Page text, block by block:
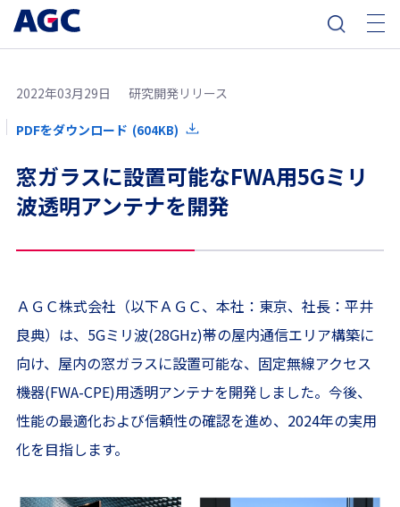
2022年03月29日 研究開発リリース
PDFをダウンロード (604KB)
窓ガラスに設置可能なFWA用5Gミリ
波透明アンテナを開発
ＡＧＣ株式会社（以下ＡＧＣ、本社：東京、社長：平井
良典）は、5Gミリ波(28GHz)帯の屋内通信エリア構築に
向け、屋内の窓ガラスに設置可能な、固定無線アクセス
機器(FWA-CPE)用透明アンテナを開発しました。今後、
性能の最適化および信頼性の確認を進め、2024年の実用
化を目指します。